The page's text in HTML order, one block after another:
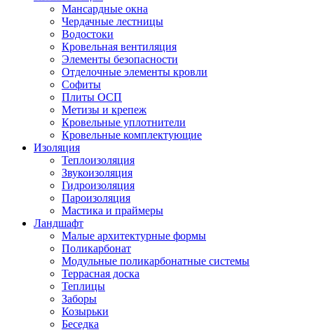
Мансардные окна
Чердачные лестницы
Водостоки
Кровельная вентиляция
Элементы безопасности
Отделочные элементы кровли
Софиты
Плиты ОСП
Метизы и крепеж
Кровельные уплотнители
Кровельные комплектующие
Изоляция
Теплоизоляция
Звукоизоляция
Гидроизоляция
Пароизоляция
Мастика и праймеры
Ландшафт
Малые архитектурные формы
Поликарбонат
Модульные поликарбонатные системы
Террасная доска
Теплицы
Заборы
Козырьки
Беседка